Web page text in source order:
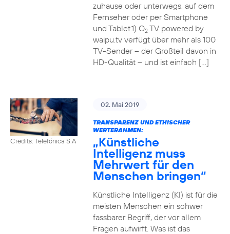
zuhause oder unterwegs, auf dem
Fernseher oder per Smartphone
und Tablet.1) O2TV powered by
waipu.tv verfügt über mehr als 100
TV-Sender – der Großteil davon in
HD-Qualität – und ist einfach […]
Credits: Telefónica S.A
02. Mai 2019
TRANSPARENZ UND ETHISCHER
WERTERAHMEN:
„Künstliche
Intelligenz muss
Mehrwert für den
Menschen bringen“
Künstliche Intelligenz (KI) ist für die
meisten Menschen ein schwer
fassbarer Begriff, der vor allem
Fragen aufwirft. Was ist das